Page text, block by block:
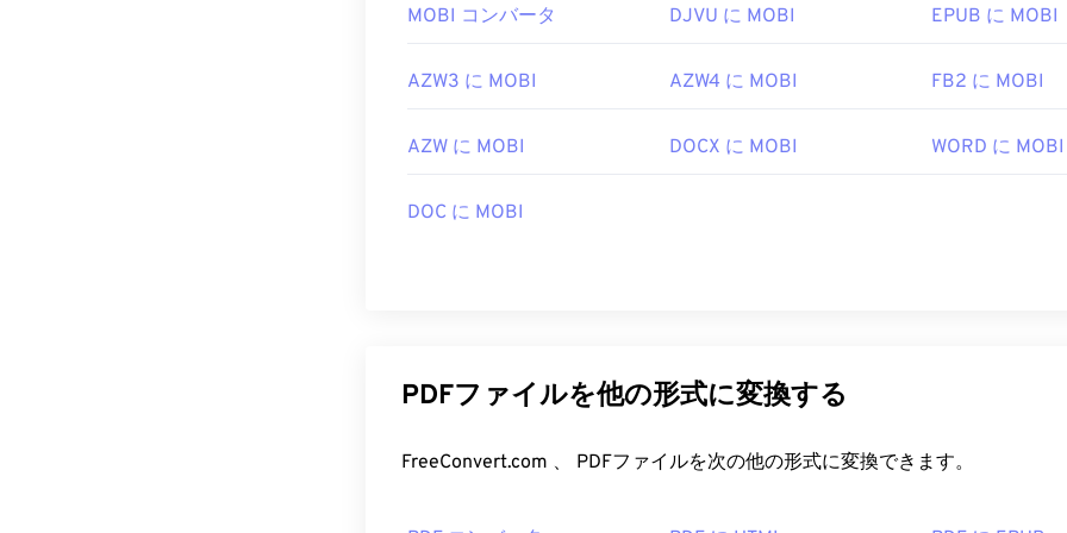
す。AdobeはPDF標準を開発し、そのプログラムは間違いなく最も人気のある
い機能がたくさん含まれていて、やや肥大化したプログラムだと感じています
す。アドオンや拡張機能が必要かどうかは別として、オンライン上のPDFリン
欲しい場合は、
https://acrobat.adobe.com/us/en/why-adobe/about-adobe-pdf.html
MOBI コンバータ DJVU に MOBI EPUB に MOBI
AZW3 に MOBI AZW4 に MOBI FB2 に MOBI
AZW に MOBI DOCX に MOBI WORD に MOBI
DOC に MOBI
PDFファイルを他の形式に変換する
FreeConvert.com 、 PDFファイルを次の他の形式に変換できます。